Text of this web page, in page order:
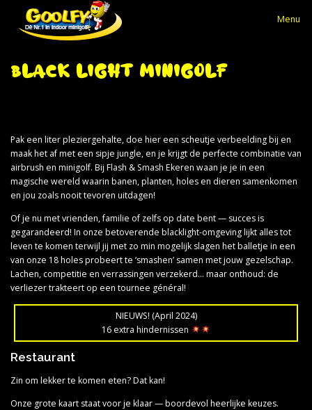
Skip to content
Menu
SPORT & BLACK LIGHT FUN KAMPEN
03 665 15 35
BLACK LIGHT MINIGOLF
Pak een liter pleziergehalte, doe hier een scheutje verbeelding bij en
maak het af met een sipje jungle, en je krijgt de perfecte combinatie van
airbrush en minigolf. Bij Flash & Smash Ekeren waan je je in een
magische wereld waarin banen, planten, holes en dieren samenkomen
en jou zoals nooit tevoren uitdagen!
Of je nu met vrienden, familie of zelfs op date bent — succes is
gegarandeerd! In onze betoverende blacklight-omgeving lijkt alles tot
leven te komen terwijl jij met zo min mogelijk slagen het balletje in een
van onze 18 holes probeert te ‘smashen’ samen met jouw gezelschap.
Lachen, competitie en verrassingen verzekerd… maar onthoud: de
verliezer trakteert op een tournee général!
NIEUWS! (April 2024)
16 extra hindernissen
Restaurant
Zin om lekker te komen eten? Dat kan!
Onze grote kaart staat voor je klaar — boordevol heerlijke keuzes.